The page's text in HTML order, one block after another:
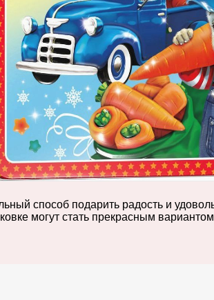
способ подарить радость и
могут стать прекрасным